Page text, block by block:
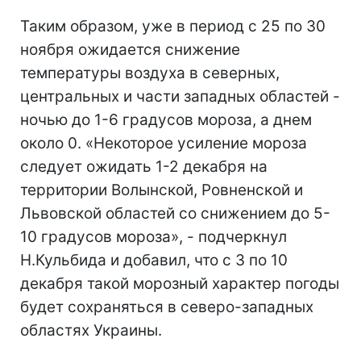
Таким образом, уже в период с 25 по 30
ноября ожидается снижение
температуры воздуха в северных,
центральных и части западных областей -
ночью до 1-6 градусов мороза, а днем
около 0. «Некоторое усиление мороза
следует ожидать 1-2 декабря на
территории Волынской, Ровненской и
Львовской областей со снижением до 5-
10 градусов мороза», - подчеркнул
Н.Кульбида и добавил, что с 3 по 10
декабря такой морозный характер погоды
будет сохраняться в северо-западных
областях Украины.